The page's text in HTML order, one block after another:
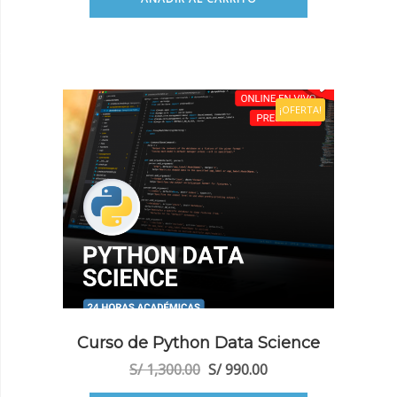
era:
es:
¡OFERTA!
Curso de Python Data Science
S/1,300.00 El
precio
S/990.00El
precio